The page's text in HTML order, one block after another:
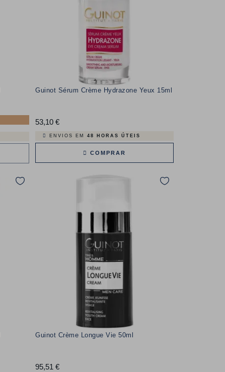
Guinot Sérum Crème Hydrazone Yeux 15ml
53,10 €Preço
ENVIOS EM48 HORAS ÚTEIS
COMPRAR
Guinot Crème Longue Vie 50ml
95,51 €Preço